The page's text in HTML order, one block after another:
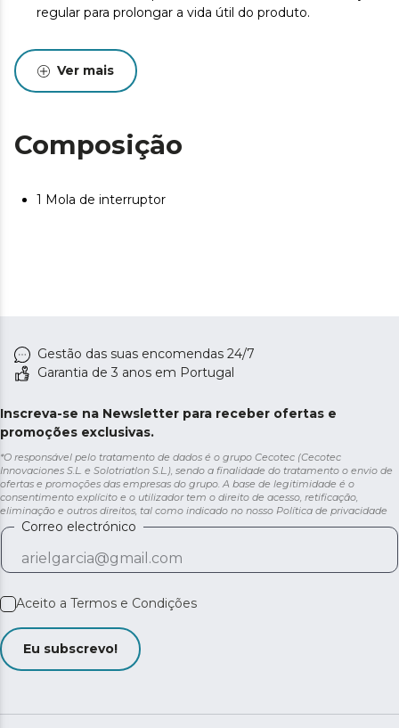
regular para prolongar a vida útil do produto.
Ver mais
Composição
1 Mola de interruptor
Gestão das suas encomendas 24/7
Garantia de 3 anos em Portugal
Inscreva-se na Newsletter para receber ofertas e
promoções exclusivas.
*O responsável pelo tratamento de dados é o grupo Cecotec (Cecotec
Innovaciones S.L. e Solotriatlon S.L.), sendo a finalidade do tratamento o envio de
ofertas e promoções das empresas do grupo. A base de legitimidade é o
consentimento explícito e o utilizador tem o direito de acesso, retificação,
eliminação e outros direitos, tal como indicado no nosso Política de privacidade
Correo electrónico
Aceito a Termos e Condições
Eu subscrevo!